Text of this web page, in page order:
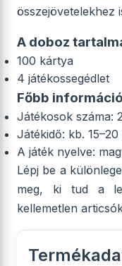
összejövetelekhez
A doboz
100 kártya
4 játékossegédlet
Főbb
Játékosok száma:
Játékidő: kb.
A játék nyelve:
Lépj be a
meg, ki tud a
kellemetlen